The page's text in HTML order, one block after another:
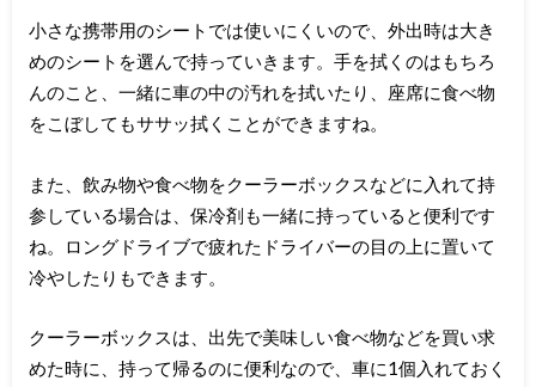
小さな携帯用のシートでは使いにくいので、外出時は大き
めのシートを選んで持っていきます。手を拭くのはもちろ
んのこと、一緒に車の中の汚れを拭いたり、座席に食べ物
をこぼしてもササッ拭くことができますね。
また、飲み物や食べ物をクーラーボックスなどに入れて持
参している場合は、保冷剤も一緒に持っていると便利です
ね。ロングドライブで疲れたドライバーの目の上に置いて
冷やしたりもできます。
クーラーボックスは、出先で美味しい食べ物などを買い求
めた時に、持って帰るのに便利なので、車に1個入れておく